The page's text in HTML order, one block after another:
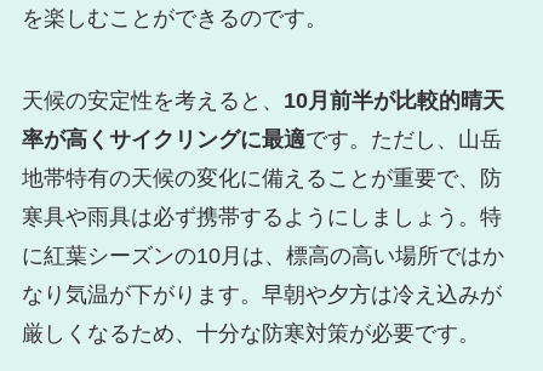
を楽しむことができるのです。
天候の安定性を考えると、 10月前半が比較的晴天
率が高くサイクリングに最適です。ただし、山岳
地帯特有の天候の変化に備えることが重要で、防
寒具や雨具は必ず携帯するようにしましょう。特
に紅葉シーズンの10月は、標高の高い場所ではか
なり気温が下がります。早朝や夕方は冷え込みが
厳しくなるため、十分な防寒対策が必要です。